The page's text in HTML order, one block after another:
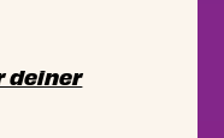
deiner